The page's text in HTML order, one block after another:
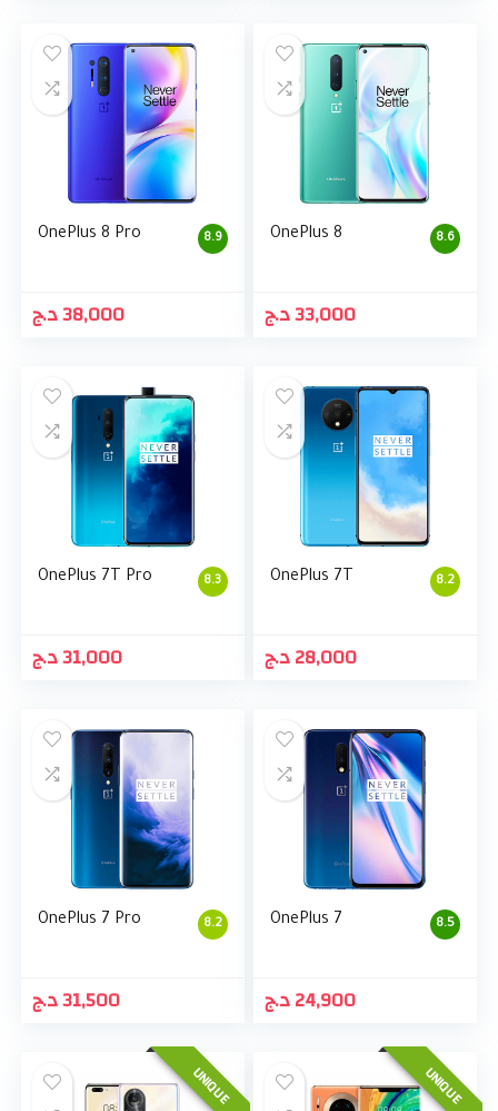
8.9
OnePlus 8 Pro
38,000د.ج
8.6
OnePlus 8
33,000د.ج
8.3
OnePlus 7T Pro
31,000د.ج
8.2
OnePlus 7T
28,000د.ج
8.2
OnePlus 7 Pro
31,500د.ج
8.5
OnePlus 7
24,900د.ج
UNIQUE UNIQUE